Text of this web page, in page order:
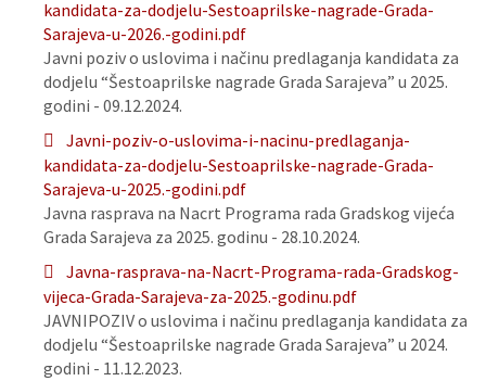
kandidata-za-dodjelu-Sestoaprilske-nagrade-Grada-
Sarajeva-u-2026.-godini.pdf
Javni poziv o uslovima i načinu predlaganja kandidata za
dodjelu “Šestoaprilske nagrade Grada Sarajeva” u 2025.
godini - 09.12.2024.
Javni-poziv-o-uslovima-i-nacinu-predlaganja-
kandidata-za-dodjelu-Sestoaprilske-nagrade-Grada-
Sarajeva-u-2025.-godini.pdf
Javna rasprava na Nacrt Programa rada Gradskog vijeća
Grada Sarajeva za 2025. godinu - 28.10.2024.
Javna-rasprava-na-Nacrt-Programa-rada-Gradskog-
vijeca-Grada-Sarajeva-za-2025.-godinu.pdf
JAVNIPOZIV o uslovima i načinu predlaganja kandidata za
dodjelu “Šestoaprilske nagrade Grada Sarajeva” u 2024.
godini - 11.12.2023.